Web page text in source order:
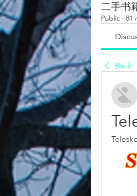
二手书
Public · 81
Back